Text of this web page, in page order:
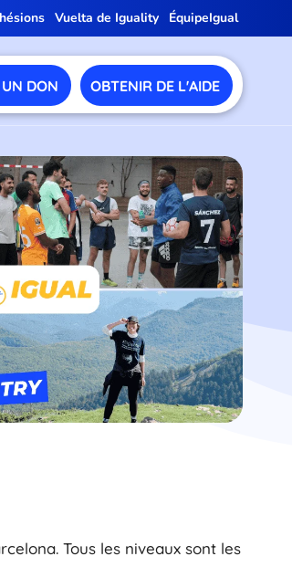
Vuelta de Iguality ÉquipeIgual
UN DON OBTENIR DE L'AIDE
Tous les niveaux sont les